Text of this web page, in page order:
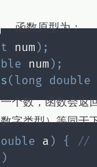
，函数原型为：
num ) ;
num ) ;
( long double
个数，函数会返
字类型）等同于
a ) {
//
)